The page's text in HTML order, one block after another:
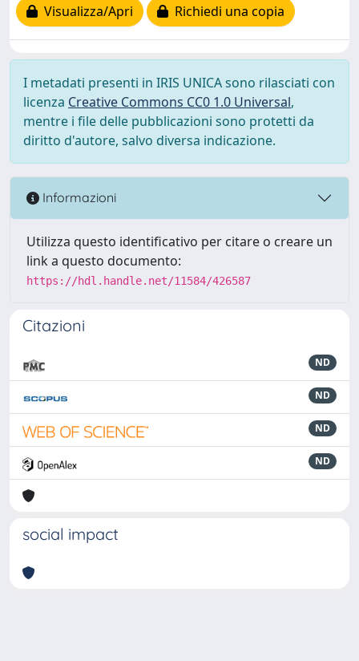
Visualizza/Apri
Richiedi una copia
I metadati presenti in IRIS UNICA sono rilasciati con
licenza Creative Commons CC0 1.0 Universal,
mentre i file delle pubblicazioni sono protetti da
diritto d'autore, salvo diversa indicazione.
Informazioni
Utilizza questo identificativo per citare o creare un
link a questo documento:
https://hdl.handle.net/11584/426587
Citazioni
ND
ND
ND
ND
social impact